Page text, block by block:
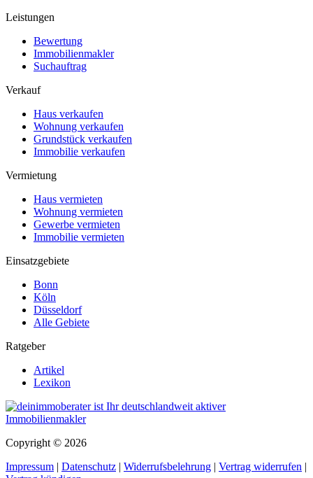
Leistungen
Bewertung
Immobilienmakler
Suchauftrag
Verkauf
Haus verkaufen
Wohnung verkaufen
Grundstück verkaufen
Immobilie verkaufen
Vermietung
Haus vermieten
Wohnung vermieten
Gewerbe vermieten
Immobilie vermieten
Einsatzgebiete
Bonn
Köln
Düsseldorf
Alle Gebiete
Ratgeber
Artikel
Lexikon
Copyright © 2026
Impressum | Datenschutz | Widerrufsbelehrung | Vertrag widerrufen |